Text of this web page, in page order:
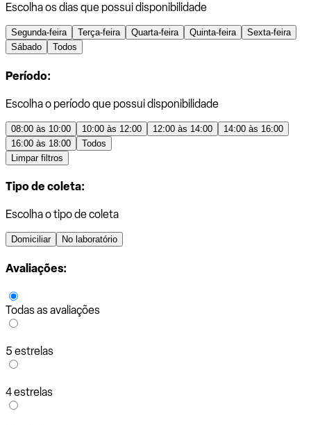
Escolha os dias que possui disponibilidade
Segunda-feira Terça-feira Quarta-feira Quinta-feira
Sexta-feira
Sábado
Todos
Período:
Escolha o período que possui disponibilidade
08:00 às 10:00 10:00 às 12:00 12:00 às 14:00
14:00 às 16:00
16:00 às 18:00
Todos
Limpar filtros
Tipo de coleta:
Escolha o tipo de coleta
Domiciliar No laboratório
Avaliações:
Todas as avaliações
5 estrelas
4 estrelas